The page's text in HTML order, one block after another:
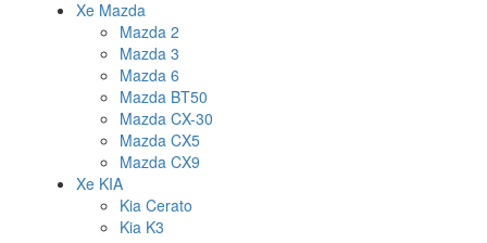
Xe Mazda
Mazda 2
Mazda 3
Mazda 6
Mazda BT50
Mazda CX-30
Mazda CX5
Mazda CX9
Xe KIA
Kia Cerato
Kia K3